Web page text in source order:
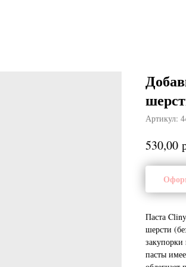
Артикул:
530,00
Паста
шерсти
пасты